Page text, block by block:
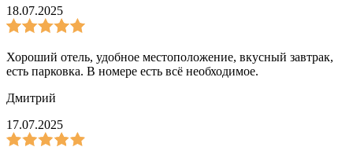
18.07.2025
Хороший отель, удобное местоположение, вкусный завтрак,
есть парковка. В номере есть всё необходимое.
Дмитрий
17.07.2025